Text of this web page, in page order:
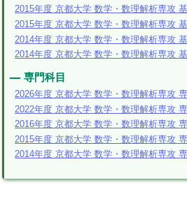
2015年度 京都大学 数学・数理解析専攻
2015年度 京都大学 数学・数理解析専攻
2014年度 京都大学 数学・数理解析専攻
2014年度 京都大学 数学・数理解析専攻
専門科目
2026年度 京都大学 数学・数理解析専攻
2022年度 京都大学 数学・数理解析専攻
2016年度 京都大学 数学・数理解析専攻
2015年度 京都大学 数学・数理解析専攻
2014年度 京都大学 数学・数理解析専攻